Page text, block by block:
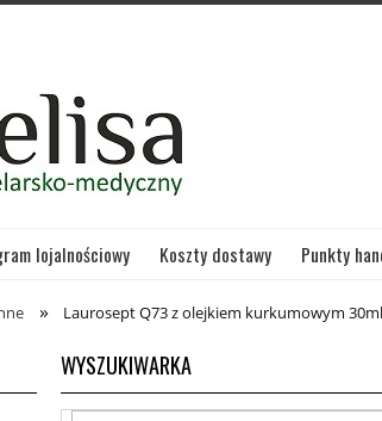
lojalnościowy Koszty dostawy Punkty
» Laurosept Q73 z olejkiem kurkumowym
WYSZUKIWARKA